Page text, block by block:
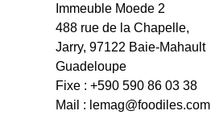
Immeuble Moede 2
488 rue de la Chapelle,
Jarry, 97122 Baie-Mahault
Guadeloupe
Fixe : +590 590 86 03 38
Mail : lemag@foodiles.com